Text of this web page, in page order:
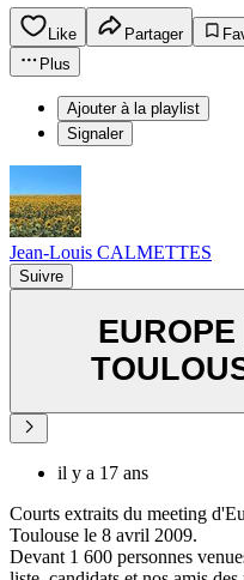
Like Partager
Plus
Ajouter à la playlist
Signaler
Jean-Louis CALMETTES
Suivre
il y a 17 ans
Courts extraits du meeting
Toulouse le 8 avril 2009.
Devant 1 600 personnes